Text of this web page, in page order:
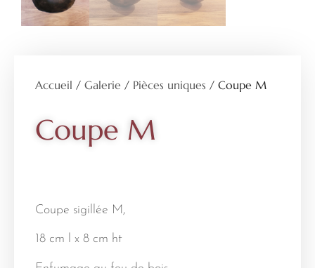
Accueil / Galerie / Pièces uniques / Coupe M
Coupe M
Coupe sigillée M,
18 cm l x 8 cm ht